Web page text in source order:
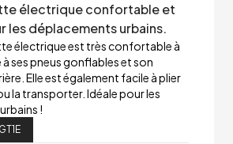
électrique confortable et
les déplacements urbains.
électrique est très confortable à
ses pneus gonflables et son
Elle est également facile à plier
la transporter. Idéale pour les
!